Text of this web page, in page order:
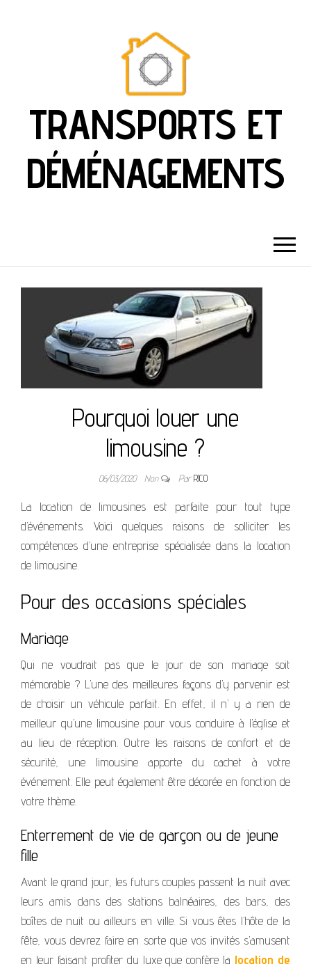
TRANSPORTS ET
DÉMÉNAGEMENTS
Pourquoi louer une
limousine ?
06/03/2020 Non ParRICO
La location de limousines est parfaite pour tout type
d’événements. Voici quelques raisons de solliciter les
compétences d’une entreprise spécialisée dans la location
de limousine.
Pour des occasions spéciales
Mariage
Qui ne voudrait pas que le jour de son mariage soit
mémorable ? L’une des meilleures façons d’y parvenir est
de choisir un véhicule parfait. En effet, il n’ y a rien de
meilleur qu’une limousine pour vous conduire à l’église et
au lieu de réception.Outre les raisons de confort et de
sécurité, une limousine apporte du cachet à votre
événement. Elle peut également être décorée en fonction de
votre thème.
Enterrement de vie de garçon ou de jeune
fille
Avant le grand jour, les futurs couples passent la nuit avec
leurs amis dans des stations balnéaires, des bars, des
boîtes de nuit ou ailleurs en ville. Si vous êtes l’hôte de la
fête, vous devrez faire en sorte que vos invités s’amusent
en leur faisant profiter du luxe que confère la location de